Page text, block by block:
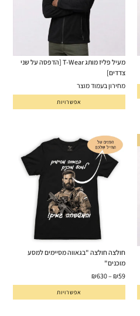
מעיל פליז מותג T-Wear [הדפסה על שני
צדדים]
מחירון בעמוד מוצר
אפשרויות
חולצה חולצה "בגאווה מסיימים למסע
מוכנים"
₪59
–
₪630
אפשרויות